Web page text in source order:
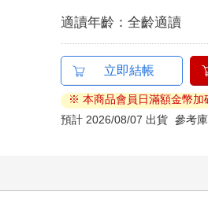
適讀年齡：全齡適讀
立即結帳
※ 本商品會員日滿額金幣加
預計 2026/08/07 出貨 參考